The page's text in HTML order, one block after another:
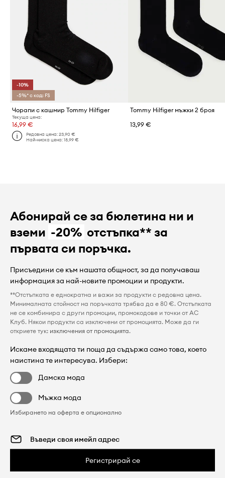
-10%
-5%* с код: FS
Чорапи с кашмир Tommy Hilfiger
Текуща цена:
16,99 €
Редовна цена:23,90 €
Най-ниска цена:18,99 €
Tommy Hilfiger мъжки 2 броя
13,99 €
Абонирай се за бюлетина ни и
вземи -20% отстъпка** за
първата си поръчка.
Присъедини се към нашата общност, за да получаваш
информация за най-новите промоции и продукти.
**Отстъпката е еднократна и важи за продукти с редовна цена.
Минималната стойност на поръчката трябва да е 80 €. Отстъпката
не се комбинира с други промоции, промокодове и точки от AC
Клуб. Някои продукти са изключени от промоцията. Може да ги
откриете тук: изключения от промоцията.
Искаме входящата ти поща да съдържа само това, което
наистина те интересува. Избери:
Дамска мода
Мъжка мода
Избирането на оферта е опционално
Регистрирай се